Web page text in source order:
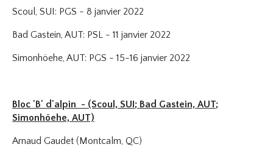
Scoul, SUI: PGS - 8 janvier 2022
Bad Gastein, AUT: PSL - 11 janvier 2022
Simonhöehe, AUT: PGS - 15-16 janvier 2022
Bloc 'B' d'alpin - (Scoul, SUI; Bad Gastein, AUT;
Simonhöehe, AUT)
Arnaud Gaudet (Montcalm, QC)